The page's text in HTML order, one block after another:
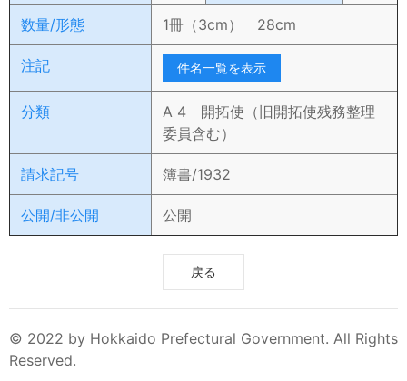
数量/形態 1冊（3cm） 28cm
注記 件名一覧を表示
分類
A 4 開拓使（旧開拓使残務整理
委員含む）
請求記号 簿書/1932
公開/非公開 公開
戻る
© 2022 by Hokkaido Prefectural Government. All Rights
Reserved.